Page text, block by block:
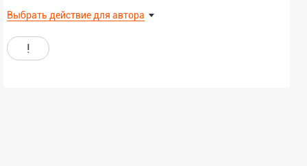
Выбрать действие для автора
!